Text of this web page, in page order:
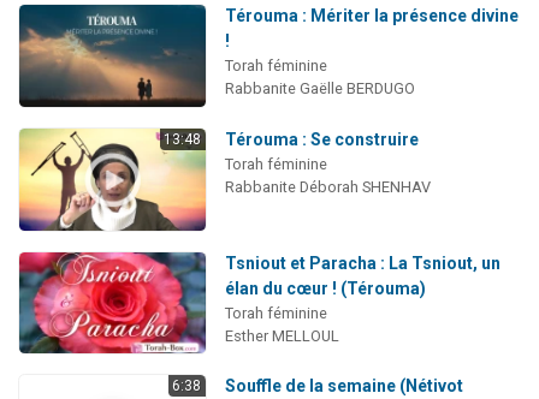
Térouma : Mériter la présence divine
!
Torah féminine
Rabbanite Gaëlle BERDUGO
13:48 Térouma : Se construire
Torah féminine
Rabbanite Déborah SHENHAV
Tsniout et Paracha : La Tsniout, un
élan du cœur ! (Térouma)
Torah féminine
Esther MELLOUL
6:38 Souffle de la semaine (Nétivot